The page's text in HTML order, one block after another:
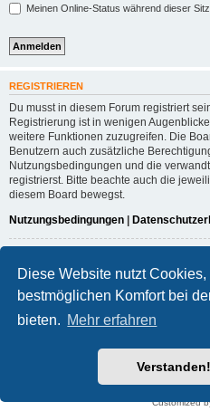
Diese Website nutzt Cookies,
bestmöglichen Komfort bei
bieten. Mehr erfahren
Verstanden!
Meinen Online-Status während dieser
REGISTRIEREN
Du musst in diesem Forum registriert
Registrierung ist in wenigen
weitere Funktionen zuzugreifen. Die
Benutzern auch zusätzliche
Nutzungsbedingungen und die
registrierst. Bitte beachte auch die
diesem Board bewegst.
Nutzungsbedingungen |
Portal Foren-Übersicht
Datenschutz|
Customized